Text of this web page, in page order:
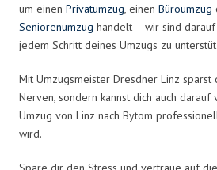
um einen Privatumzug, einen Büroumzug
Seniorenumzug handelt – wir sind
jedem Schritt deines Umzugs zu
Mit Umzugsmeister Dresdner Linz sparst
Nerven, sondern kannst dich auch darauf
Umzug von Linz nach Bytom
wird.